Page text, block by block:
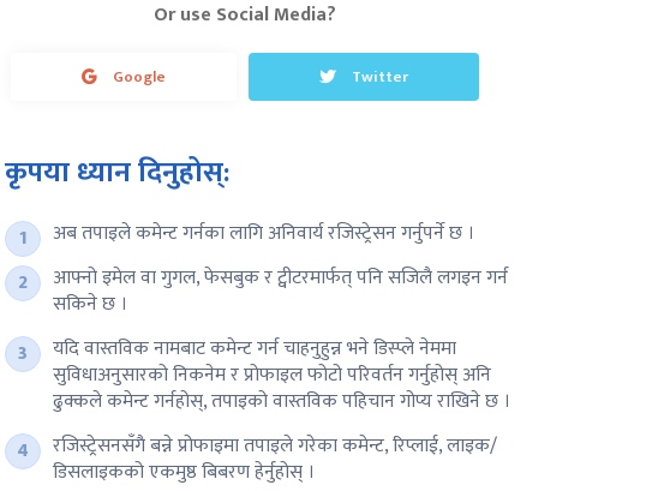
Or use Social Media?
Google Twitter
कृपया ध्यान दिनुहोस्:
अब तपाइले कमेन्ट गर्नका लागि अनिवार्य रजिस्ट्रेसन गर्नुपर्ने छ ।
आफ्नो इमेल वा गुगल, फेसबुक र ट्वीटरमार्फत् पनि सजिलै लगइन गर्न
सकिने छ ।
यदि वास्तविक नामबाट कमेन्ट गर्न चाहनुहुन्न भने डिस्प्ले नेममा
सुविधाअनुसारको निकनेम र प्रोफाइल फोटो परिवर्तन गर्नुहोस् अनि
ढुक्कले कमेन्ट गर्नहोस्, तपाइको वास्तविक पहिचान गोप्य राखिने छ ।
रजिस्ट्रेसनसँगै बन्ने प्रोफाइमा तपाइले गरेका कमेन्ट, रिप्लाई, लाइक/
डिसलाइकको एकमुष्ठ बिबरण हेर्नुहोस् ।